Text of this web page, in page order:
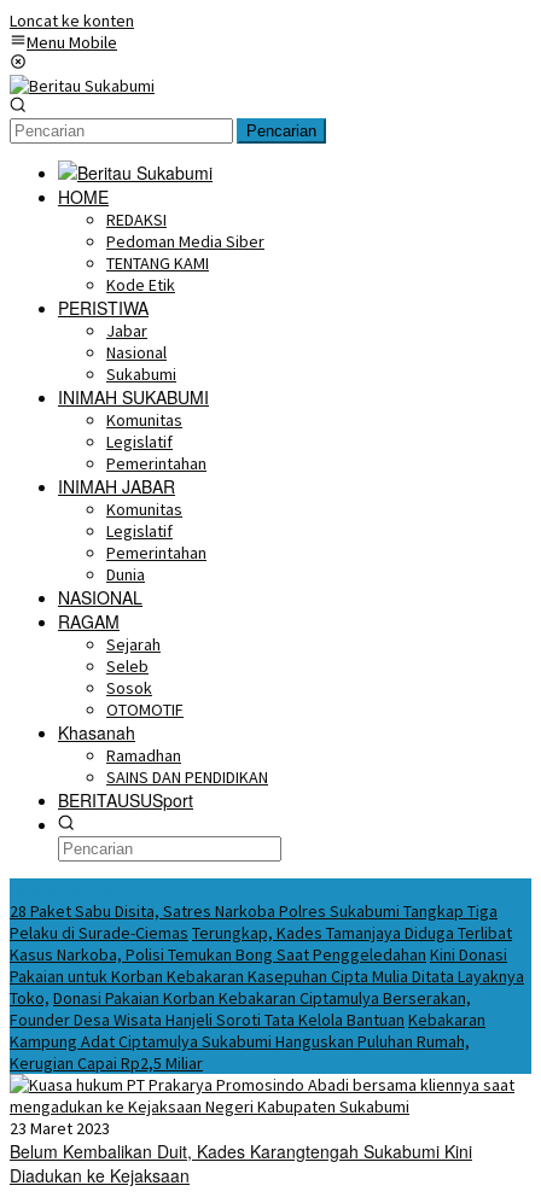
Loncat ke konten
Menu Mobile
Pencarian
HOME
REDAKSI
Pedoman Media Siber
TENTANG KAMI
Kode Etik
PERISTIWA
Jabar
Nasional
Sukabumi
INIMAH SUKABUMI
Komunitas
Legislatif
Pemerintahan
INIMAH JABAR
Komunitas
Legislatif
Pemerintahan
Dunia
NASIONAL
RAGAM
Sejarah
Seleb
Sosok
OTOMOTIF
Khasanah
Ramadhan
SAINS DAN PENDIDIKAN
BERITAUSUSport
28 Paket Sabu Disita, Satres Narkoba Polres Sukabumi Tangkap Tiga
Pelaku di Surade-Ciemas Terungkap, Kades Tamanjaya Diduga Terlibat
Kasus Narkoba, Polisi Temukan Bong Saat Penggeledahan Kini Donasi
Pakaian untuk Korban Kebakaran Kasepuhan Cipta Mulia Ditata Layaknya
Toko, Donasi Pakaian Korban Kebakaran Ciptamulya Berserakan,
Founder Desa Wisata Hanjeli Soroti Tata Kelola Bantuan Kebakaran
Kampung Adat Ciptamulya Sukabumi Hanguskan Puluhan Rumah,
Kerugian Capai Rp2,5 Miliar
23 Maret 2023
Belum Kembalikan Duit, Kades Karangtengah Sukabumi Kini
Diadukan ke Kejaksaan